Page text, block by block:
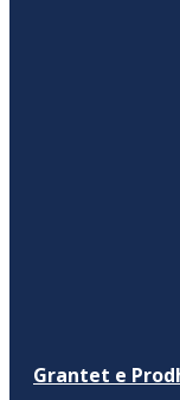
Grantet e